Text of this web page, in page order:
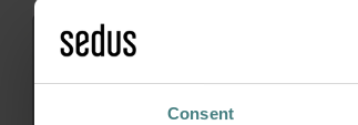
Consent